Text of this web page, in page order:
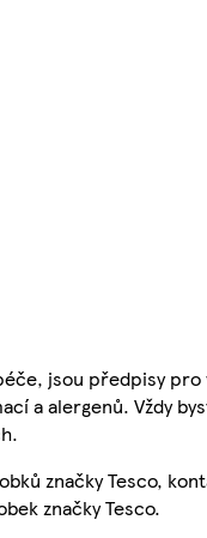
jsou předpisy
a alergenů. Vždy
značky Tesco,
značky Tesco.